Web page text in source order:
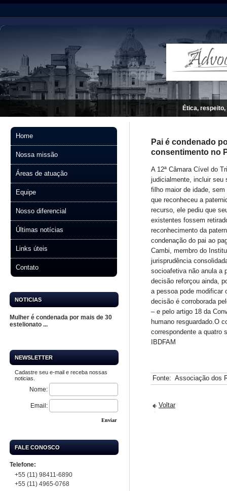
Ética,
Home
Nossa missão
Áreas de atuação
Equipe
Nosso diferencial
Últimas notícias
Links úteis
Contato
NOTICIAS
Mulher é condenada por mais de 30
estelionato ...
NEWSLETTER
Cadastre seu e-mail e receba nossas
noticias.
Nome:
Email:
Enviar
FALE CONOSCO
Telefone:
+55 (11) 98411-6890
+55 (11) 4965-0768
Pai é condenado
consentimento no
A 12ª Câmara Cível do
judicialmente, incluir seu
filho maior de idade,
que reconheceu a
recurso, ele pediu que
existentes fossem
reconhecimento da
condenação do pai ao
Cambi, membro do
jurisprudência
socioafetiva não anula a
decisão reforçou ainda,
a pessoa pode modificar
decisão é corroborada
– e pelo artigo 18 da
humano resguardado.O
correspondente a quatro
IBDFAM
Fonte: Associação dos
Voltar